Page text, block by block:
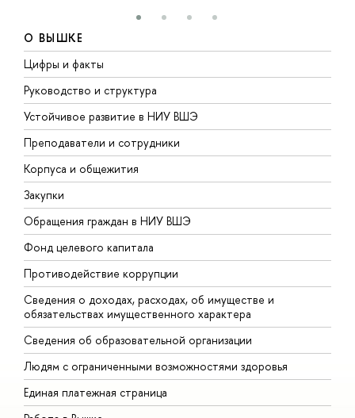
О ВЫШКЕ
Цифры и факты
Руководство и структура
Устойчивое развитие в НИУ ВШЭ
Преподаватели и сотрудники
Корпуса и общежития
Закупки
Обращения граждан в НИУ ВШЭ
Фонд целевого капитала
Противодействие коррупции
Сведения о доходах, расходах, об имуществе и
обязательствах имущественного характера
Сведения об образовательной организации
Людям с ограниченными возможностями здоровья
Единая платежная страница